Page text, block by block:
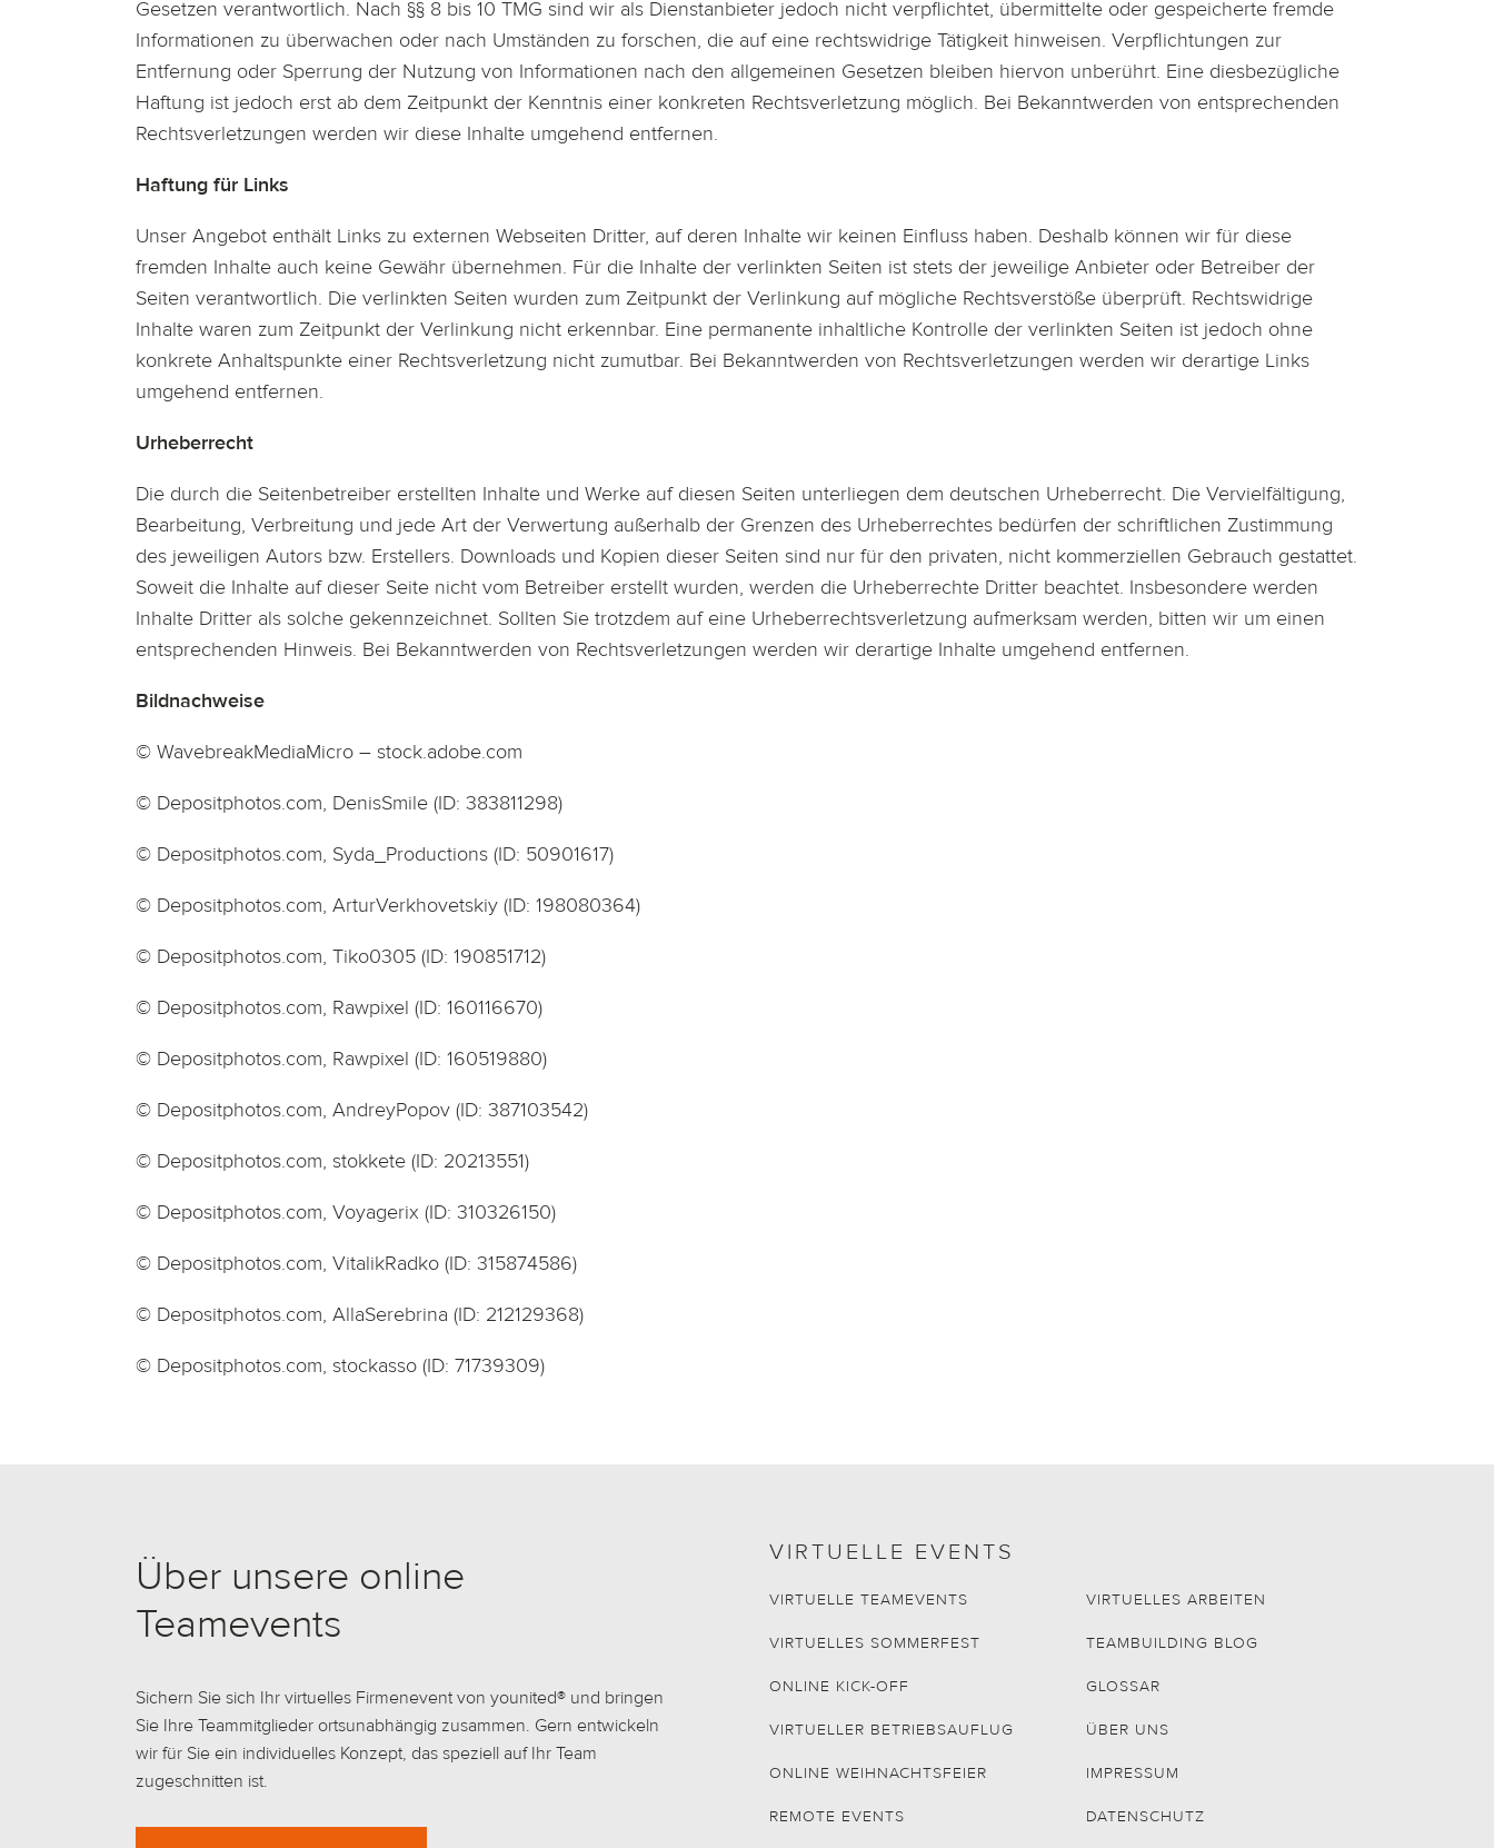
Gesetzen verantwortlich. Nach §§ 8 bis 10 TMG sind wir als Dienstanbieter jedoch nicht verpflichtet, übermittelte oder gespeicherte fremde
Informationen zu überwachen oder nach Umständen zu forschen, die auf eine rechtswidrige Tätigkeit hinweisen. Verpflichtungen zur
Entfernung oder Sperrung der Nutzung von Informationen nach den allgemeinen Gesetzen bleiben hiervon unberührt. Eine diesbezügliche
Haftung ist jedoch erst ab dem Zeitpunkt der Kenntnis einer konkreten Rechtsverletzung möglich. Bei Bekanntwerden von entsprechenden
Rechtsverletzungen werden wir diese Inhalte umgehend entfernen.
Haftung für Links
Unser Angebot enthält Links zu externen Webseiten Dritter, auf deren Inhalte wir keinen Einfluss haben. Deshalb können wir für diese
fremden Inhalte auch keine Gewähr übernehmen. Für die Inhalte der verlinkten Seiten ist stets der jeweilige Anbieter oder Betreiber der
Seiten verantwortlich. Die verlinkten Seiten wurden zum Zeitpunkt der Verlinkung auf mögliche Rechtsverstöße überprüft. Rechtswidrige
Inhalte waren zum Zeitpunkt der Verlinkung nicht erkennbar. Eine permanente inhaltliche Kontrolle der verlinkten Seiten ist jedoch ohne
konkrete Anhaltspunkte einer Rechtsverletzung nicht zumutbar. Bei Bekanntwerden von Rechtsverletzungen werden wir derartige Links
umgehend entfernen.
Urheberrecht
Die durch die Seitenbetreiber erstellten Inhalte und Werke auf diesen Seiten unterliegen dem deutschen Urheberrecht. Die Vervielfältigung,
Bearbeitung, Verbreitung und jede Art der Verwertung außerhalb der Grenzen des Urheberrechtes bedürfen der schriftlichen Zustimmung
des jeweiligen Autors bzw. Erstellers. Downloads und Kopien dieser Seiten sind nur für den privaten, nicht kommerziellen Gebrauch gestattet.
Soweit die Inhalte auf dieser Seite nicht vom Betreiber erstellt wurden, werden die Urheberrechte Dritter beachtet. Insbesondere werden
Inhalte Dritter als solche gekennzeichnet. Sollten Sie trotzdem auf eine Urheberrechtsverletzung aufmerksam werden, bitten wir um einen
entsprechenden Hinweis. Bei Bekanntwerden von Rechtsverletzungen werden wir derartige Inhalte umgehend entfernen.
Bildnachweise
© WavebreakMediaMicro – stock.adobe.com
© Depositphotos.com, DenisSmile (ID: 383811298)
© Depositphotos.com, Syda_Productions (ID: 50901617)
© Depositphotos.com, ArturVerkhovetskiy (ID: 198080364)
© Depositphotos.com, Tiko0305 (ID: 190851712)
© Depositphotos.com, Rawpixel (ID: 160116670)
© Depositphotos.com, Rawpixel (ID: 160519880)
© Depositphotos.com, AndreyPopov (ID: 387103542)
© Depositphotos.com, stokkete (ID: 20213551)
© Depositphotos.com, Voyagerix (ID: 310326150)
© Depositphotos.com, VitalikRadko (ID: 315874586)
© Depositphotos.com, AllaSerebrina (ID: 212129368)
© Depositphotos.com, stockasso (ID: 71739309)
Über unsere online
Teamevents
Sichern Sie sich Ihr virtuelles Firmenevent von younited® und bringen
Sie Ihre Teammitglieder ortsunabhängig zusammen. Gern entwickeln
wir für Sie ein individuelles Konzept, das speziell auf Ihr Team
zugeschnitten ist.
VIRTUELLE EVENTS
VIRTUELLE TEAMEVENTS
VIRTUELLES SOMMERFEST
ONLINE KICK-OFF
VIRTUELLER BETRIEBSAUFLUG
ONLINE WEIHNACHTSFEIER
REMOTE EVENTS
VIRTUELLES ARBEITEN
TEAMBUILDING BLOG
GLOSSAR
ÜBER UNS
IMPRESSUM
DATENSCHUTZ